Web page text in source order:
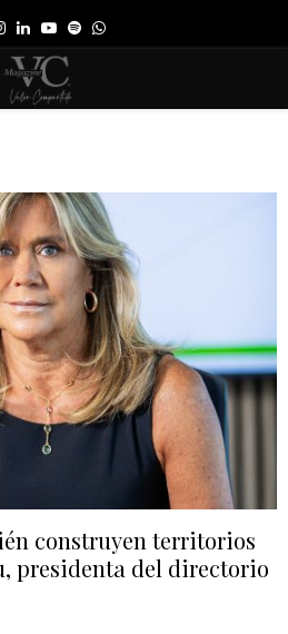
Instagram
LinkedinYoutube
SpotifyWhatsapp
construyen territorios
presidenta del directorio